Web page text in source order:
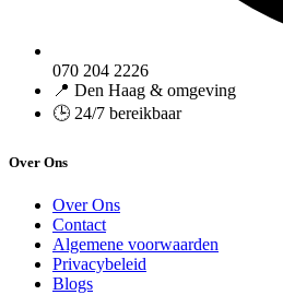
070 204 2226
📍 Den Haag & omgeving
🕒 24/7 bereikbaar
Over Ons
Over Ons
Contact
Algemene voorwaarden
Privacybeleid
Blogs